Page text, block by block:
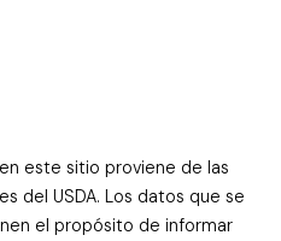
este sitio proviene de las
del USDA. Los datos que se
el propósito de informar